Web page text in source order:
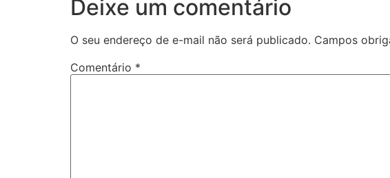
Deixe um comentário
O seu endereço de e-mail não será publicado. Campos
Comentário *